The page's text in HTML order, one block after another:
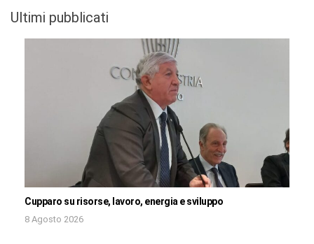
Ultimi pubblicati
Cupparo su risorse, lavoro, energia e sviluppo
8 Agosto 2026